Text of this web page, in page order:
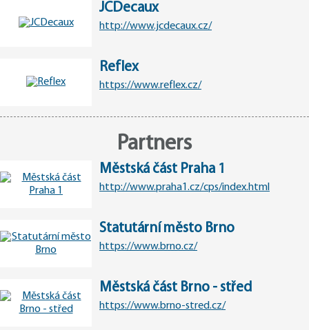
JCDecaux
http://www.jcdecaux.cz/
Reflex
https://www.reflex.cz/
Partners
Městská část Praha 1
http://www.praha1.cz/cps/index.html
Statutární město Brno
https://www.brno.cz/
Městská část Brno - střed
https://www.brno-stred.cz/